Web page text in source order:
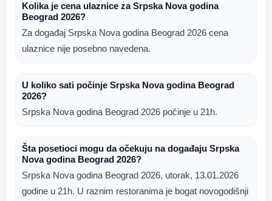
Kolika je cena ulaznice za Srpska Nova godina
Beograd 2026?
Za događaj Srpska Nova godina Beograd 2026 cena
ulaznice nije posebno navedena.
U koliko sati počinje Srpska Nova godina Beograd
2026?
Srpska Nova godina Beograd 2026 počinje u 21h.
Šta posetioci mogu da očekuju na događaju Srpska
Nova godina Beograd 2026?
Srpska Nova godina Beograd 2026, utorak, 13.01.2026
godine u 21h. U raznim restoranima je bogat novogodišnji